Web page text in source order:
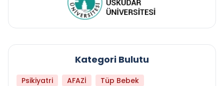
Kategori Bulutu
Psikiyatri AFAZİ
Tüp Bebek